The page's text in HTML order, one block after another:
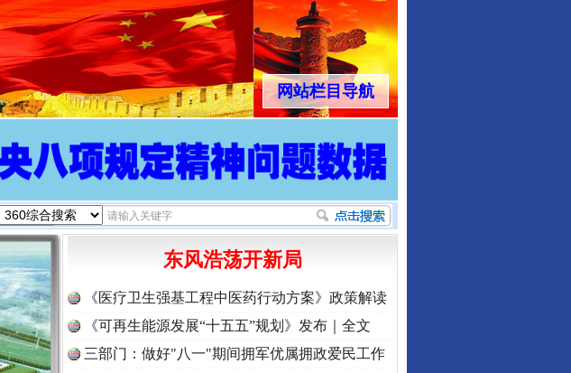
网站栏目导航
东风浩荡开新局
《医疗卫生强基工程中医药行动方案》政策解读
《可再生能源发展“十五五”规划》发布｜全文
三部门：做好"八一"期间拥军优属拥政爱民工作